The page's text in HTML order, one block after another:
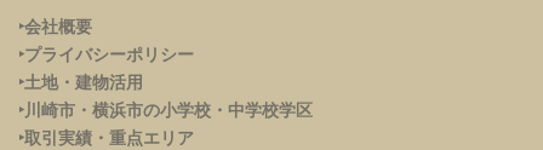
‣会社概要
‣プライバシーポリシー
‣土地・建物活用
‣川崎市・横浜市の小学校・中学校学区
‣取引実績・重点エリア